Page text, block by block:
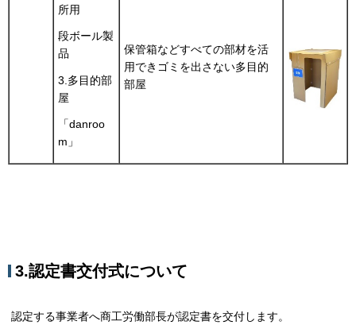
所用
段ボール製
品
3.多目的部
屋
「danroo
m」
保管箱などすべての部材を活
用できゴミを出さない多目的
部屋
3.認定書交付式について
認定する事業者へ商工労働部長が認定書を交付します。